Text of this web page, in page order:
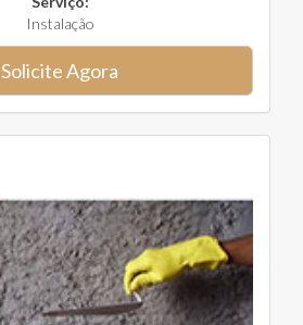
Instalação
Solicite Agora